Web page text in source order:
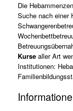
Die
Suche nach einer
Kurse aller Art
Institutionen: